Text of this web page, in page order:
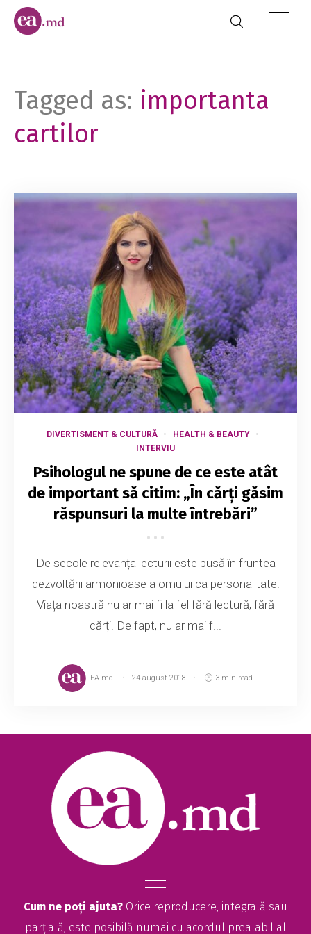
Tagged as: importanta
cartilor
DIVERTISMENT & CULTURĂ
HEALTH & BEAUTY
INTERVIU
Psihologul ne spune de ce este atât
de important să citim: „În cărți găsim
răspunsuri la multe întrebări”
De secole relevanța lecturii este pusă în fruntea
dezvoltării armonioase a omului ca personalitate.
Viața noastră nu ar mai fi la fel fără lectură, fără
cărți. De fapt, nu ar mai f...
EA.md 24 august 2018 3 min read
Cum ne poți ajuta? Orice reproducere, integrală sau
parțială, este posibilă numai cu acordul prealabil al